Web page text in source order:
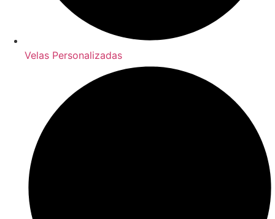
Velas Personalizadas